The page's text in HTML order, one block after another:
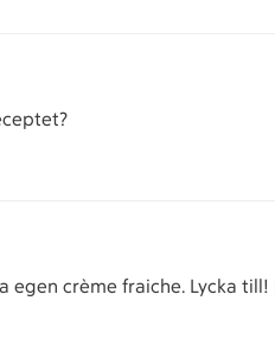
crème fraiche. Lycka till!